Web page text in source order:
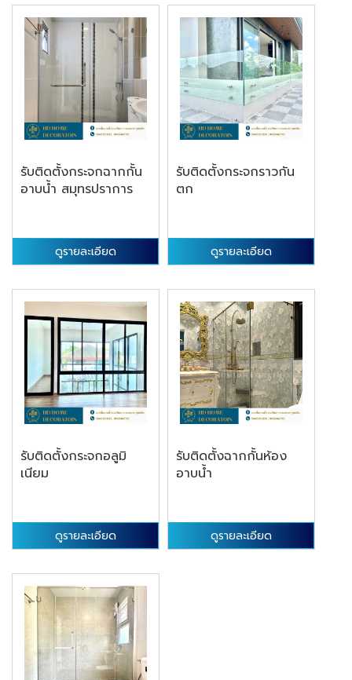
รับติดตั้งกระจกฉากกั้น
อาบน้ำ สมุทรปราการ
ดูรายละเอียด
รับติดตั้งกระจกราวกัน
ตก
ดูรายละเอียด
รับติดตั้งกระจกอลูมิ
เนียม
ดูรายละเอียด
รับติดตั้งฉากกั้นห้อง
อาบน้ำ
ดูรายละเอียด